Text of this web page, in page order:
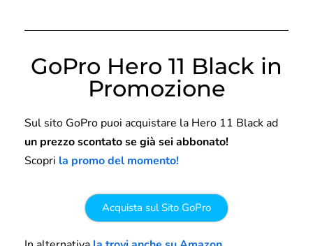
GoPro Hero 11 Black in
Promozione
Sul sito GoPro puoi acquistare la Hero 11 Black ad
un prezzo scontato se già sei abbonato!
Scopri la promo del momento!
Acquista sul Sito GoPro